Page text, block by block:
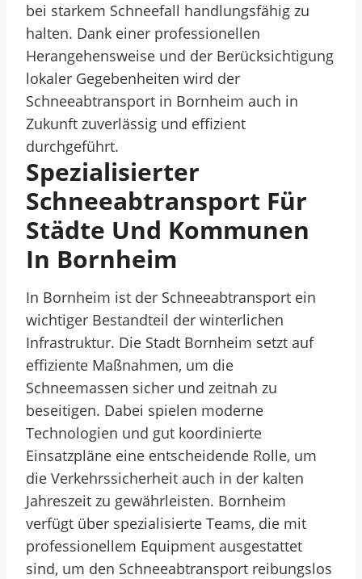
bei starkem Schneefall handlungsfähig zu
halten. Dank einer professionellen
Herangehensweise und der Berücksichtigung
lokaler Gegebenheiten wird der
Schneeabtransport in Bornheim auch in
Zukunft zuverlässig und effizient
durchgeführt.
Spezialisierter
Schneeabtransport Für
Städte Und Kommunen
In Bornheim
In Bornheim ist der Schneeabtransport ein
wichtiger Bestandteil der winterlichen
Infrastruktur. Die Stadt Bornheim setzt auf
effiziente Maßnahmen, um die
Schneemassen sicher und zeitnah zu
beseitigen. Dabei spielen moderne
Technologien und gut koordinierte
Einsatzpläne eine entscheidende Rolle, um
die Verkehrssicherheit auch in der kalten
Jahreszeit zu gewährleisten. Bornheim
verfügt über spezialisierte Teams, die mit
professionellem Equipment ausgestattet
sind, um den Schneeabtransport reibungslos